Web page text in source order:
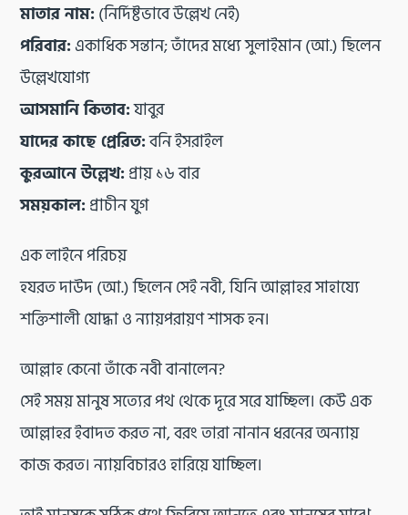
মাতার নাম: (নির্দিষ্টভাবে উল্লেখ নেই)
পরিবার:একাধিক সন্তান; তাঁদের মধ্যে সুলাইমান (আ.) ছিলেন
উল্লেখযোগ্য
আসমানি কিতাব:যাবুর
যাদের কাছে প্রেরিত:বনি ইসরাইল
কুরআনে উল্লেখ: প্রায় ১৬ বার
সময়কাল: প্রাচীন যুগ
এক লাইনে পরিচয়
হযরত দাউদ (আ.) ছিলেন সেই নবী, যিনি আল্লাহর সাহায্যে
শক্তিশালী যোদ্ধা ও ন্যায়পরায়ণ শাসক হন।
আল্লাহ কেনো তাঁকে নবী বানালেন?
সেই সময় মানুষ সত্যের পথ থেকে দূরে সরে যাচ্ছিল। কেউ এক
আল্লাহর ইবাদত করত না, বরং তারা নানান ধরনের অন্যায়
কাজ করত। ন্যায়বিচারও হারিয়ে যাচ্ছিল।